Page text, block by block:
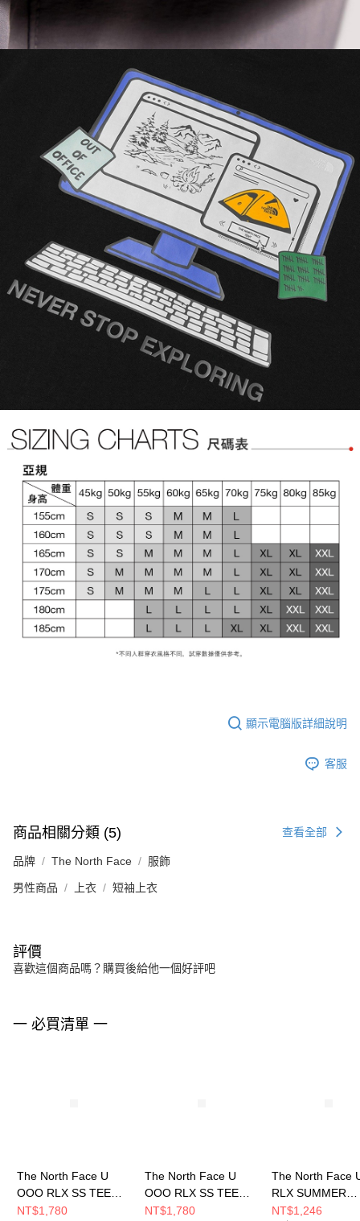
顯示電腦版詳細說明
客服
商品相關分類 (5) 查看全部
品牌 The North Face 服飾
男性商品 上衣 短袖上衣
評價
喜歡這個商品嗎？購買後給他一個好評吧
一 必買清單 一
The North Face U
OOO RLX SS TEE
GRAPHIC 1 - AP 男女
NT$1,780
The North Face U
OOO RLX SS TEE
GRAPHIC 1 - AP 男女
NT$1,780
The North Face
RLX SUMMER
TRAVEL S/S TEE
NT$1,246